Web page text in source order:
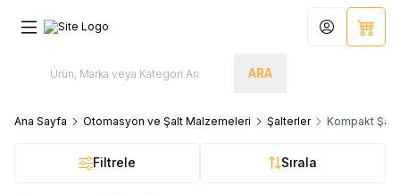
ARA
Hesabım
Ana Sayfa Otomasyon ve Şalt Malzemeleri Şalterler Kompakt
Filtrele Sırala